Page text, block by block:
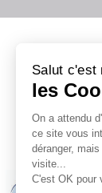
Salut c'est
les
On a attendu
ce site vous
déranger,
visite...
C'est OK pour